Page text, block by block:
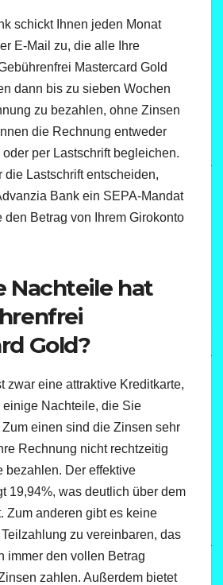
schickt Ihnen jeden Monat
E-Mail zu, die alle Ihre
Mastercard Gold
dann bis zu sieben Wochen
zu bezahlen, ohne Zinsen
die Rechnung entweder
per Lastschrift begleichen.
die Lastschrift entscheiden,
Bank ein SEPA-Mandat
den Betrag von Ihrem Girokonto
Nachteile hat
Gold?
zwar eine attraktive Kreditkarte,
einige Nachteile, die Sie
einen sind die Zinsen sehr
Rechnung nicht rechtzeitig
bezahlen. Der effektive
19,94%, was deutlich über dem
Zum anderen gibt es keine
zu vereinbaren, das
immer den vollen Betrag
zahlen. Außerdem bietet